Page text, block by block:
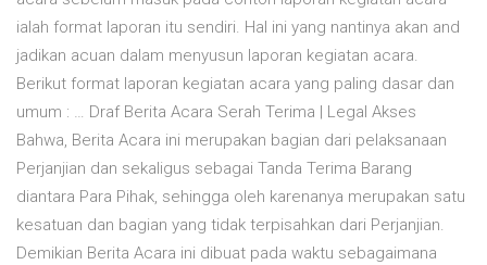
ialah format laporan itu sendiri. Hal ini yang nantinya akan and
jadikan acuan dalam menyusun laporan kegiatan acara.
Berikut format laporan kegiatan acara yang paling dasar dan
umum : … Draf Berita Acara Serah Terima | Legal Akses
Bahwa, Berita Acara ini merupakan bagian dari pelaksanaan
Perjanjian dan sekaligus sebagai Tanda Terima Barang
diantara Para Pihak, sehingga oleh karenanya merupakan satu
kesatuan dan bagian yang tidak terpisahkan dari Perjanjian.
Demikian Berita Acara ini dibuat pada waktu sebagaimana